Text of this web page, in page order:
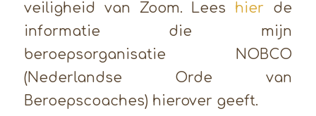
veiligheid van Zoom. Lees hier de
informatie die mijn
beroepsorganisatie NOBCO
(Nederlandse Orde van
Beroepscoaches) hierover geeft.